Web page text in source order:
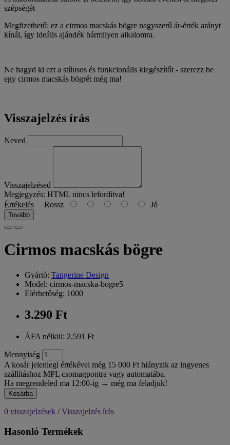
szépségét
Megfizethető: ez a cirmos macskás bögre nagyszerű ár-érték arányt
kínál, így ideális ajándék bármilyen alkalomra.
Ne hagyd ki ezt a stílusos és funkcionális kiegészítőt - szerezz be
egy cirmos macskás bögrét még ma!
Visszajelzés írás
Neved
Visszajelzésed
Megjegyzés: HTML nincs lefordítva!
Értékelés Rossz Jó
Tovább
Cirmos macskás bögre
Gyártó: Tangerine Design
Model: cirmos-macska-bogre5
Elérhetőség: 1000
3.290 Ft
ÁFA nélkül: 2.591 Ft
Mennyiség
A kosár jelenlegi értékével még 15 000 Ft hiányzik az ingyenes
szállításhoz MPL csomagpontra vagy automatába.
Ha megrendeled ma 12:00-ig → még ma feladjuk!
Kosárba
0 visszajelzések /Visszajelzés írás
Hasonló Termékek